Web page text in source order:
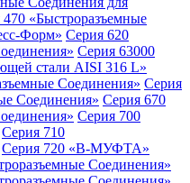
«Быстроразъемные
Форм» Серия 620
Серия 63000
стали AISI 316 L»
Соединения» Серия
Соединения» Серия 670
Серия 700
Серия 710
Серия 720 «B-МУФТА»
Соединения»